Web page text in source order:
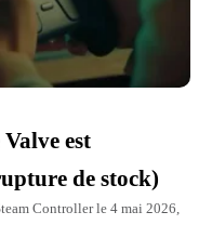
est
de stock)
Controller le 4 mai 2026,